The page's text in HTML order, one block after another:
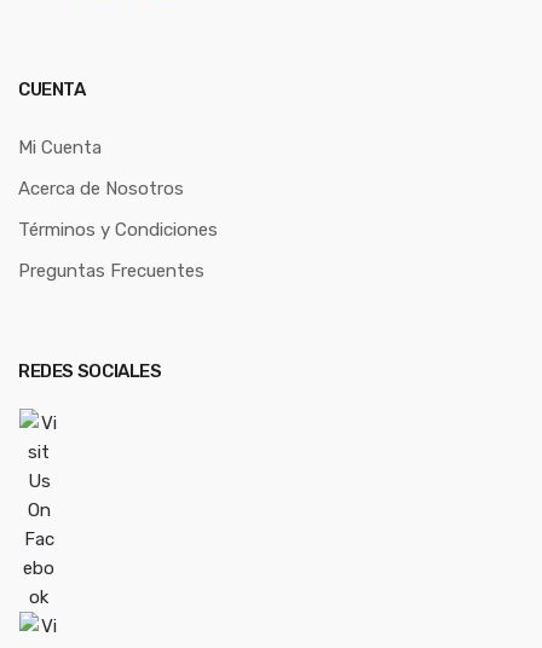
CUENTA
Mi Cuenta
Acerca de Nosotros
Términos y Condiciones
Preguntas Frecuentes
REDES SOCIALES